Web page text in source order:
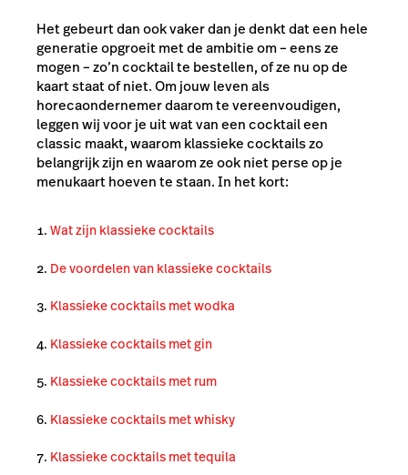
Het gebeurt dan ook vaker dan je denkt dat een hele
generatie opgroeit met de ambitie om – eens ze
mogen – zo’n cocktail te bestellen, of ze nu op de
kaart staat of niet. Om jouw leven als
horecaondernemer daarom te vereenvoudigen,
leggen wij voor je uit wat van een cocktail een
classic maakt, waarom klassieke cocktails zo
belangrijk zijn en waarom ze ook niet perse op je
menukaart hoeven te staan. In het kort:
Wat zijn klassieke cocktails
De voordelen van klassieke cocktails
Klassieke cocktails met wodka
Klassieke cocktails met gin
Klassieke cocktails met rum
Klassieke cocktails met whisky
Klassieke cocktails met tequila